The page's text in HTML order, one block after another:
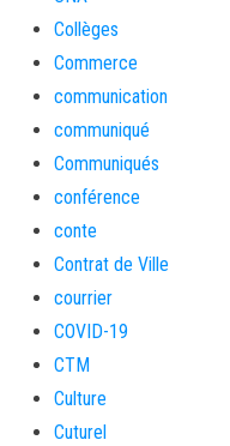
Collèges
Commerce
communication
communiqué
Communiqués
conférence
conte
Contrat de Ville
courrier
COVID-19
CTM
Culture
Cuturel